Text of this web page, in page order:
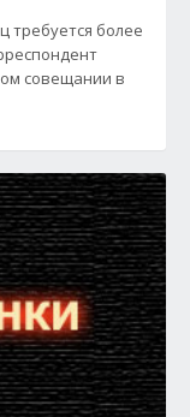
требуется более
совещании в